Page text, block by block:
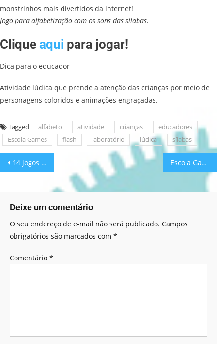
monstrinhos mais divertidos da internet!
Jogo para alfabetização com os sons das sílabas.
Clique aqui para jogar!
Dica para o educador
Atividade lúdica que prende a atenção das crianças por meio de
personagens coloridos e animações engraçadas.
Tagged alfabeto atividade crianças
educadores
Escola Games
flash laboratório lúdica sílabas
14 jogos que ajudam a desenvolver perfil empreendedor Escola Games: Lousa Legal
Deixe um comentário
O seu endereço de e-mail não será publicado. Campos
obrigatórios são marcados com *
Comentário *